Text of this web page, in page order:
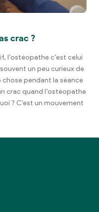
crac ?
l’ostéopathe c’est celui
un peu curieux de
chose pendant la séance
crac quand l’ostéopathe
? C’est un mouvement